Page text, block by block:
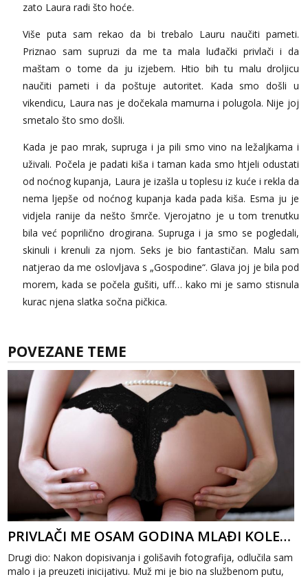
zato Laura radi što hoće.
Više puta sam rekao da bi trebalo Lauru naučiti pameti.
Priznao sam supruzi da me ta mala luđački privlači i da
maštam o tome da ju izjebem. Htio bih tu malu droljicu
naučiti pameti i da poštuje autoritet. Kada smo došli u
vikendicu, Laura nas je dočekala mamurna i polugola. Nije joj
smetalo što smo došli.
Kada je pao mrak, supruga i ja pili smo vino na ležaljkama i
uživali. Počela je padati kiša i taman kada smo htjeli odustati
od noćnog kupanja, Laura je izašla u toplesu iz kuće i rekla da
nema ljepše od noćnog kupanja kada pada kiša. Esma ju je
vidjela ranije da nešto šmrče. Vjerojatno je u tom trenutku
bila već poprilično drogirana. Supruga i ja smo se pogledali,
skinuli i krenuli za njom. Seks je bio fantastičan. Malu sam
natjerao da me oslovljava s „Gospodine“. Glava joj je bila pod
morem, kada se počela gušiti, uff… kako mi je samo stisnula
kurac njena slatka sočna pičkica.
POVEZANE TEME
PRIVLAČI ME OSAM GODINA MLAĐI KOLEGA 2
Drugi dio: Nakon dopisivanja i golišavih fotografija, odlučila sam
malo i ja preuzeti inicijativu. Muž mi je bio na službenom putu,